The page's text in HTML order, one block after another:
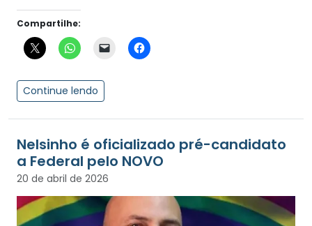
Compartilhe:
Continue lendo
Nelsinho é oficializado pré-candidato
a Federal pelo NOVO
20 de abril de 2026